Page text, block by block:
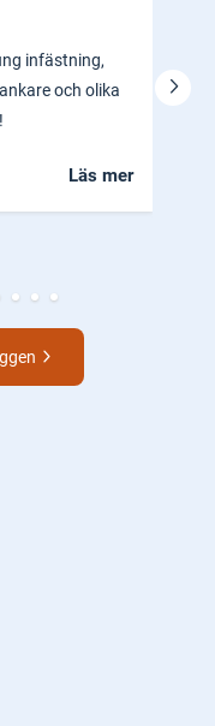
infästning,
och olika
Läs mer